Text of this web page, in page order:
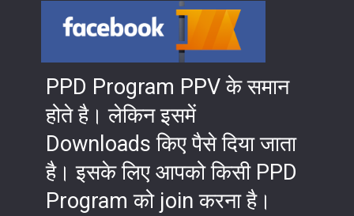
PPD Program PPV के समान
होते है। लेकिन इसमें
Downloads किए पैसे दिया जाता
है। इसके लिए आपको किसी PPD
Program को join करना है।